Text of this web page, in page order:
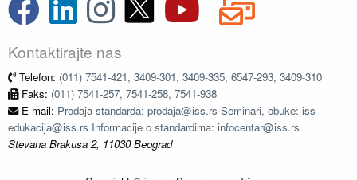
Kontaktirajte nas
Telefon: (011) 7541-421, 3409-301, 3409-335, 6547-293, 3409-310
Faks: (011) 7541-257, 7541-258, 7541-938
E-mail: Prodaja standarda: prodaja@iss.rs Seminari, obuke: iss-
edukacija@iss.rs Informacije o standardima: infocentar@iss.rs
Stevana Brakusa 2, 11030 Beograd